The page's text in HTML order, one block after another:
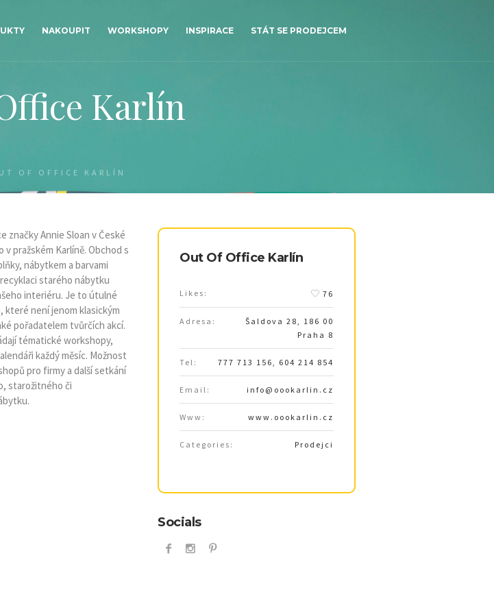
NAKOUPIT WORKSHOPY INSPIRACE STÁT SE PRODEJCEM
Karlín
OF OFFICE KARLÍN
značky Annie Sloan v České
v pražském Karlíně. Obchod s
nábytkem a barvami
starého nábytku
interiéru. Je to útulné
které není jenom klasickým
pořadatelem tvůrčích akcí.
tématické workshopy,
každý měsíc. Možnost
pro firmy a další setkání
starožitného či
Out Of Office Karlín
Likes: 76
Adresa:
Šaldova 28, 186 00
Praha 8
Tel: 777 713 156, 604 214 854
Email: info@oookarlin.cz
Www: www.oookarlin.cz
Categories: Prodejci
Socials